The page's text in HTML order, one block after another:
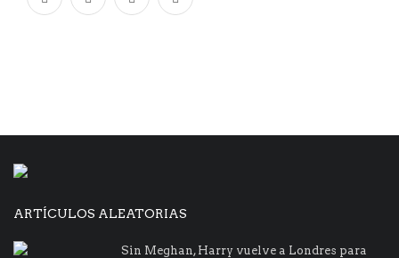
ARTÍCULOS ALEATORIAS
Sin Meghan, Harry vuelve a Londres para